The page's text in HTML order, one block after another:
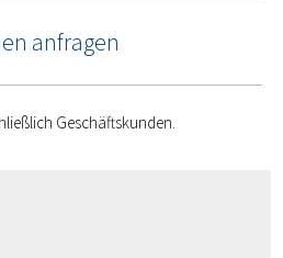
anfragen
Geschäftskunden.